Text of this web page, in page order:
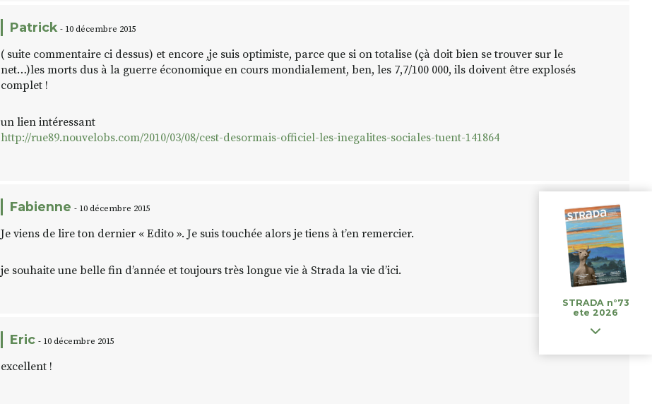
Patrick - 10 décembre 2015
( suite commentaire ci dessus) et encore ,je suis optimiste, parce que si on totalise (çà doit bien se trouver sur le
net…)les morts dus à la guerre économique en cours mondialement, ben, les 7,7/100 000, ils doivent être explosés
complet !
un lien intéressant
http://rue89.nouvelobs.com/2010/03/08/cest-desormais-officiel-les-inegalites-sociales-tuent-141864
Fabienne - 10 décembre 2015
Je viens de lire ton dernier « Edito ». Je suis touchée alors je tiens à t’en remercier.
je souhaite une belle fin d’année et toujours très longue vie à Strada la vie d’ici.
Eric - 10 décembre 2015
excellent !
STRADA n°73
ete 2026